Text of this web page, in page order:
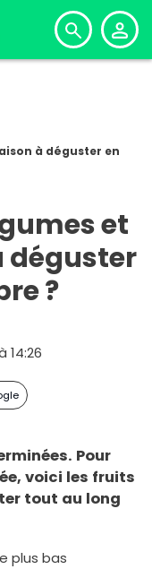
à déguster en
et
déguster
?
14:26
Pour
voici les fruits
tout au long
plus bas